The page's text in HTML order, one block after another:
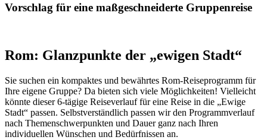
Vorschlag für eine maßgeschneiderte Gruppenreise
Rom: Glanzpunkte der „ewigen Stadt“
Sie suchen ein kompaktes und bewährtes Rom-Reiseprogramm für
Ihre eigene Gruppe? Da bieten sich viele Möglichkeiten! Vielleicht
könnte dieser 6-tägige Reiseverlauf für eine Reise in die „Ewige
Stadt“ passen. Selbstverständlich passen wir den Programmverlauf
nach Themenschwerpunkten und Dauer ganz nach Ihren
individuellen Wünschen und Bedürfnissen an.